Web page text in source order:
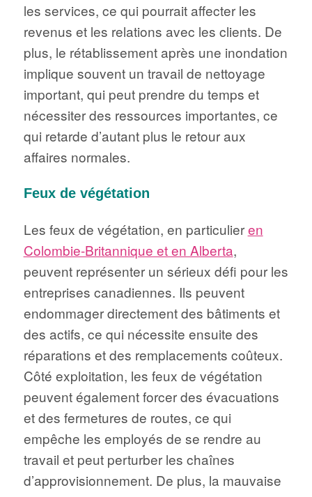
les services, ce qui pourrait affecter les
revenus et les relations avec les clients. De
plus, le rétablissement après une inondation
implique souvent un travail de nettoyage
important, qui peut prendre du temps et
nécessiter des ressources importantes, ce
qui retarde d’autant plus le retour aux
affaires normales.
Feux de végétation
Les feux de végétation, en particulieren
Colombie-Britannique et en Alberta,
peuvent représenter un sérieux défi pour les
entreprises canadiennes. Ils peuvent
endommager directement des bâtiments et
des actifs, ce qui nécessite ensuite des
réparations et des remplacements coûteux.
Côté exploitation, les feux de végétation
peuvent également forcer des évacuations
et des fermetures de routes, ce qui
empêche les employés de se rendre au
travail et peut perturber les chaînes
d’approvisionnement. De plus, la mauvaise